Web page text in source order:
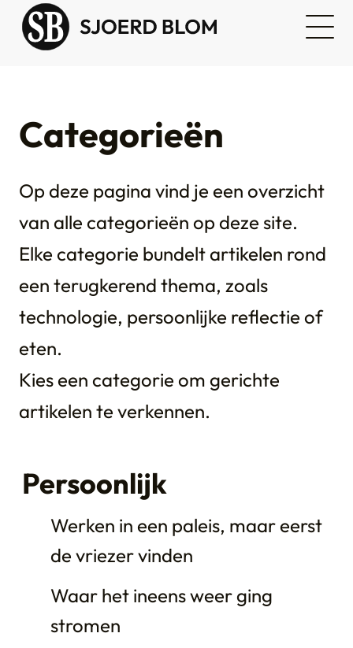
Categorieën
Op deze pagina vind je een overzicht
van alle categorieën op deze site.
Elke categorie bundelt artikelen rond
een terugkerend thema, zoals
technologie, persoonlijke reflectie of
eten.
Kies een categorie om gerichte
artikelen te verkennen.
Persoonlijk
Werken in een paleis, maar eerst
de vriezer vinden
Waar het ineens weer ging
stromen